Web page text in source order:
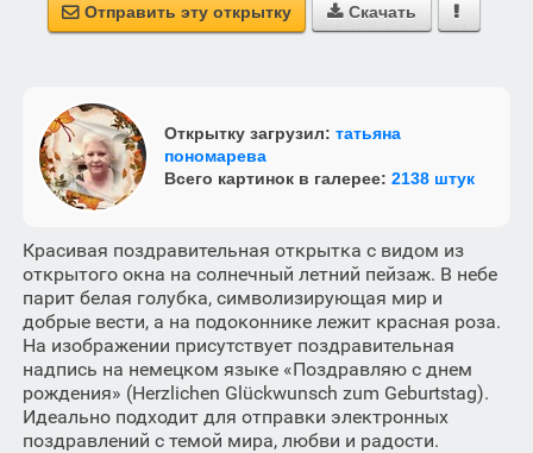
 Отправить эту открытку  Скачать 
Открытку загрузил: татьяна
пономарева
Всего картинок в галерее: 2138 штук
Красивая поздравительная открытка с видом из
открытого окна на солнечный летний пейзаж. В небе
парит белая голубка, символизирующая мир и
добрые вести, а на подоконнике лежит красная роза.
На изображении присутствует поздравительная
надпись на немецком языке «Поздравляю с днем
рождения» (Herzlichen Glückwunsch zum Geburtstag).
Идеально подходит для отправки электронных
поздравлений с темой мира, любви и радости.